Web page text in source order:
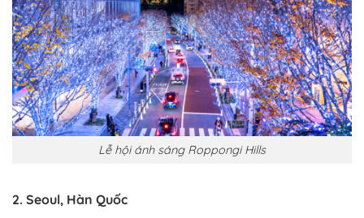
Lễ hội ánh sáng Roppongi Hills
2. Seoul, Hàn Quốc